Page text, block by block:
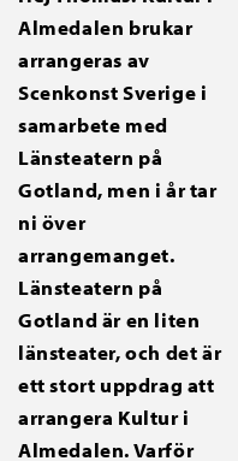
Almedalen brukar
arrangeras av
Scenkonst Sverige i
samarbete med
Länsteatern på
Gotland, men i år tar
ni över
arrangemanget.
Länsteatern på
Gotland är en liten
länsteater, och det är
ett stort uppdrag att
arrangera Kultur i
Almedalen. Varför